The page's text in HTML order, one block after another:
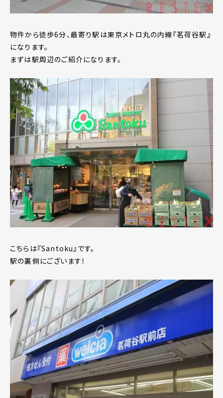
物件から徒歩6分、最寄り駅は東京メトロ丸の内線『茗荷谷駅』
になります。
まずは駅周辺のご紹介になります。
こちらは『Santoku』です。
駅の裏側にございます！